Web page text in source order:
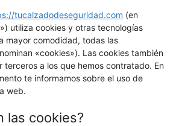
tucalzadodeseguridad.com (en
utiliza cookies y otras tecnologías
mayor comodidad, todas las
«cookies»). Las cookies también
terceros a los que hemos contratado. En
te informamos sobre el uso de
web.
las cookies?